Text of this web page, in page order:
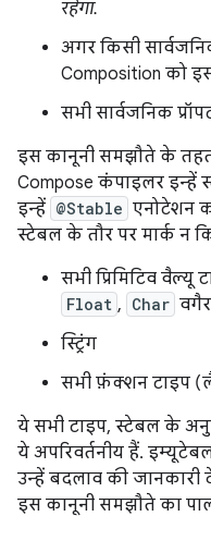
रहेगा.
अगर किसी
Composition को
सभी सार्वजनिक
इस कानूनी समझौते के
Compose कंपाइलर इन्हें
इन्हें @Stable एनोटेशन
स्टेबल के तौर पर मार्क न
सभी प्रिमिटिव वैल्यू
Float , Char
स्ट्रिंग
सभी फ़ंक्शन टाइप
ये सभी टाइप, स्टेबल के
ये अपरिवर्तनीय हैं.
उन्हें बदलाव की जानकारी
इस कानूनी समझौते का